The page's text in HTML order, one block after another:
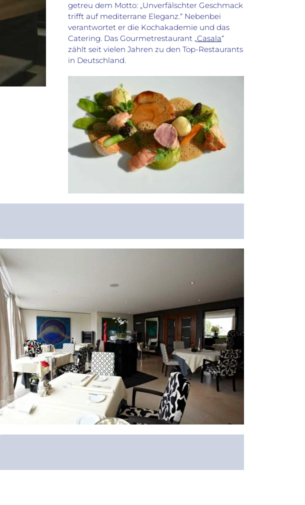
getreu dem Motto: „Unverfälschter Geschmack
trifft auf mediterrane Eleganz.“ Nebenbei
verantwortet er die Kochakademie und das
Catering. Das Gourmetrestaurant „Casala“
zählt seit vielen Jahren zu den Top-Restaurants
in Deutschland.